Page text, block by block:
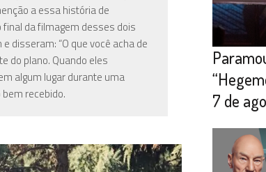
a essa história de
final da filmagem desses dois
disseram: “O que você acha de
do plano. Quando eles
algum lugar durante uma
recebido.
7 de